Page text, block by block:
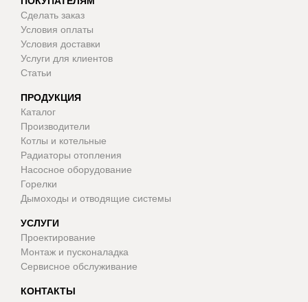
Сделать заказ
Условия оплаты
Условия доставки
Услуги для клиентов
Статьи
ПРОДУКЦИЯ
Каталог
Производители
Котлы и котельные
Радиаторы отопления
Насосное оборудование
Горелки
Дымоходы и отводящие системы
УСЛУГИ
Проектирование
Монтаж и пусконаладка
Сервисное обслуживание
КОНТАКТЫ